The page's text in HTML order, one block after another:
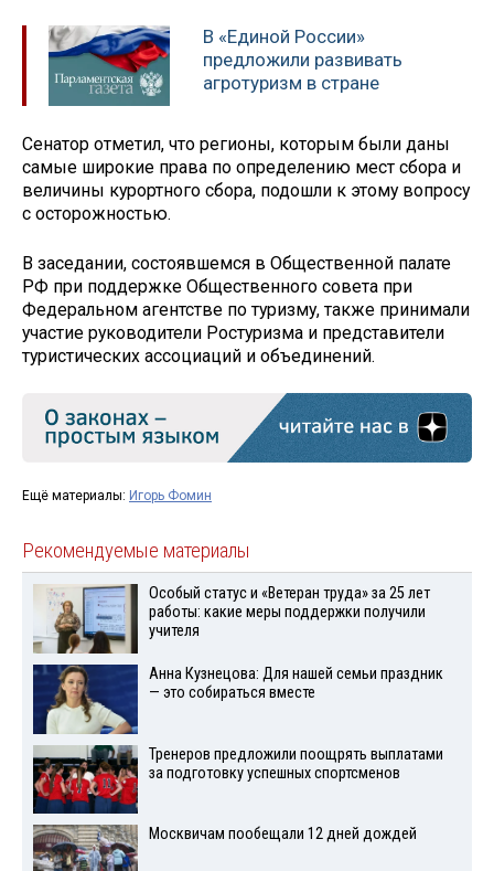
В «Единой России»
предложили развивать
агротуризм в стране
Сенатор отметил, что регионы, которым были даны
самые широкие права по определению мест сбора и
величины курортного сбора, подошли к этому вопросу
с осторожностью.
В заседании, состоявшемся в Общественной палате
РФ при поддержке Общественного совета при
Федеральном агентстве по туризму, также принимали
участие руководители Ростуризма и представители
туристических ассоциаций и объединений.
Ещё материалы: Игорь Фомин
Рекомендуемые материалы
Особый статус и «Ветеран труда» за 25 лет
работы: какие меры поддержки получили
учителя
Анна Кузнецова: Для нашей семьи праздник
— это собираться вместе
Тренеров предложили поощрять выплатами
за подготовку успешных спортсменов
Москвичам пообещали 12 дней дождей